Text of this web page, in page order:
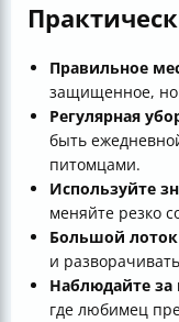
Правильное
защищенное, но
Регулярная
быть
питомцами.
Используйте
меняйте резко
Большой лоток
и
Наблюдайте за
где любимец